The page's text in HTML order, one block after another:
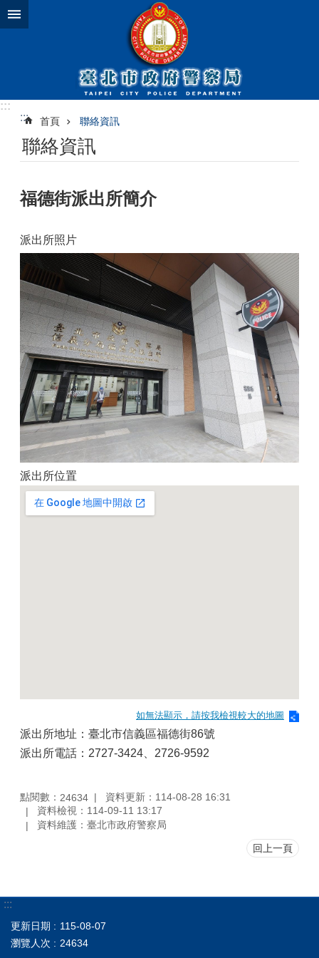
跳到主要內容區塊
:::
:::
首頁 聯絡資訊
聯絡資訊
福德街派出所簡介
派出所照片
派出所位置
如無法顯示，請按我檢視較大的地圖
派出所地址：臺北市信義區福德街86號
派出所電話：2727-3424、2726-9592
點閱數： 24634
資料更新：114-08-28 16:31
資料檢視：114-09-11 13:17
資料維護：臺北市政府警察局
回上一頁
:::
更新日期
115-08-07
瀏覽人次
24634